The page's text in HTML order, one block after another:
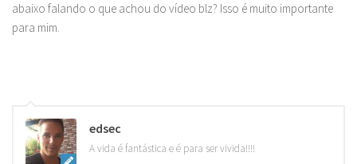
abaixo falando o que achou do vídeo blz? Isso é muito importante
para mim.
edsec
A vida é fantástica e é para ser vivida!!!!